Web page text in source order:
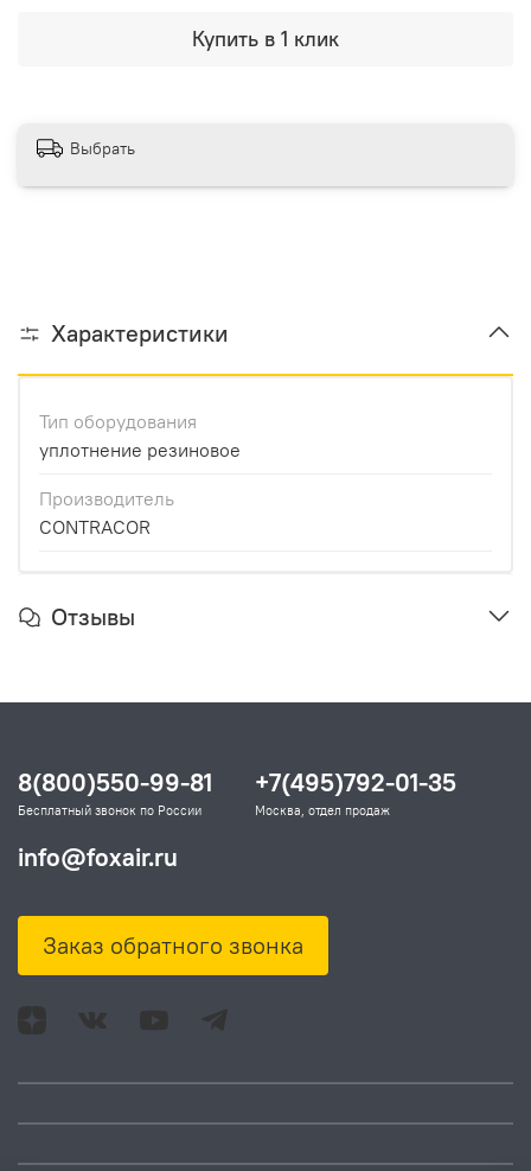
Купить в 1 клик
Выбрать
Характеристики
Тип оборудования
уплотнение резиновое
Производитель
CONTRACOR
Отзывы
8(800)550-99-81
Бесплатный звонок по России
+7(495)792-01-35
Москва, отдел продаж
info@foxair.ru
Заказ обратного звонка